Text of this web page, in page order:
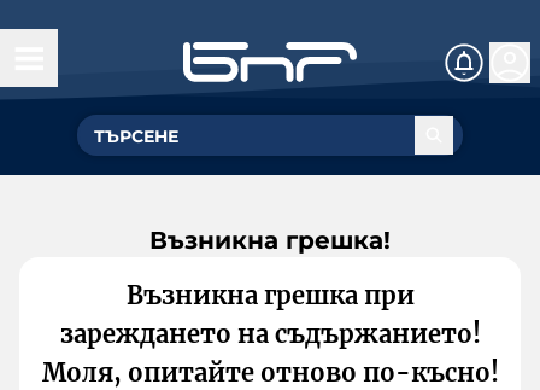
Възникна грешка!
Възникна грешка при
зареждането на съдържанието!
Моля, опитайте отново по-късно!